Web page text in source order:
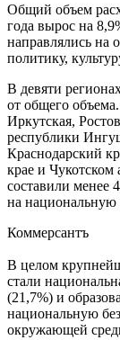
Общий объем
года вырос на
направлялись на
политику,
В девяти
от общего
Иркутская,
республики
Краснодарский
крае и
составили менее
на
Коммерсантъ
В целом
стали
(21,7%) и
национальную
окружающей